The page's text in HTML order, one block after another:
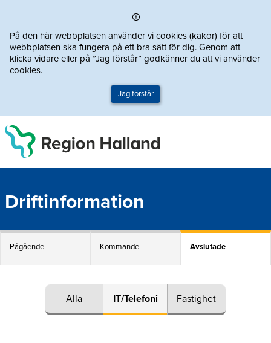
På den här webbplatsen använder vi cookies (kakor) för att
webbplatsen ska fungera på ett bra sätt för dig. Genom att
klicka vidare eller på ”Jag förstår” godkänner du att vi använder
cookies.
Jag förstår
Driftinformation
Pågående Kommande Avslutade
Alla IT/Telefoni Fastighet